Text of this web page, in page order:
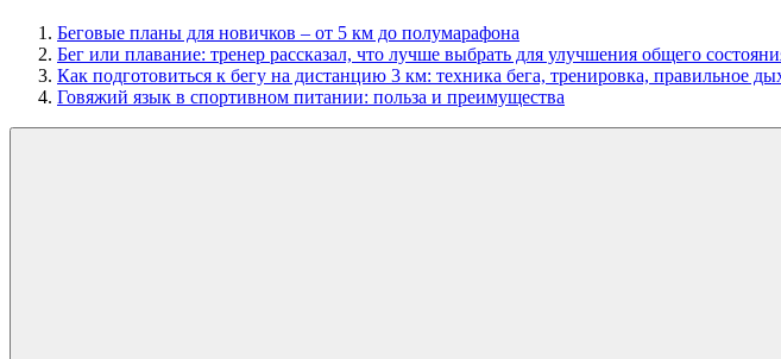
Беговые планы для новичков – от 5 км до полумарафона
Бег или плавание: тренер рассказал, что лучше выбрать для улучшения общего
Как подготовиться к бегу на дистанцию 3 км: техника бега, тренировка, правильное
Говяжий язык в спортивном питании: польза и преимущества